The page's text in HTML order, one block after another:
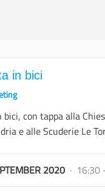
in bici
bici, con tappa alla
e alle Scuderie Le
2020 · 16:30